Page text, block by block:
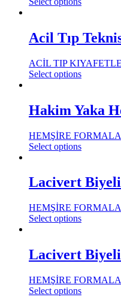
Acil Tıp
ACİL TIP
Select options
Hakim Yaka
HEMŞİRE
Select options
Lacivert Biyeli
HEMŞİRE
Select options
Lacivert Biyeli
HEMŞİRE
Select options